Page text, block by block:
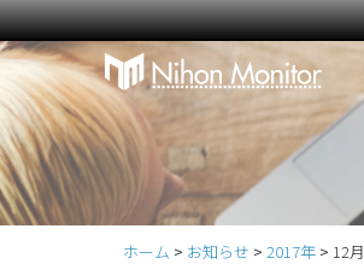
Primary
Menu
S
i
p
t
o
c
ホーム > お知らせ > 2017年 > 12月